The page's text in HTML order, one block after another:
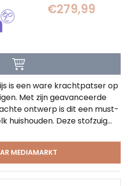
€279,99
is een ware krachtpatser op
Met zijn geavanceerde
ontwerp is dit een must-
huishouden. Deze stofzuig...
MEDIAMARKT